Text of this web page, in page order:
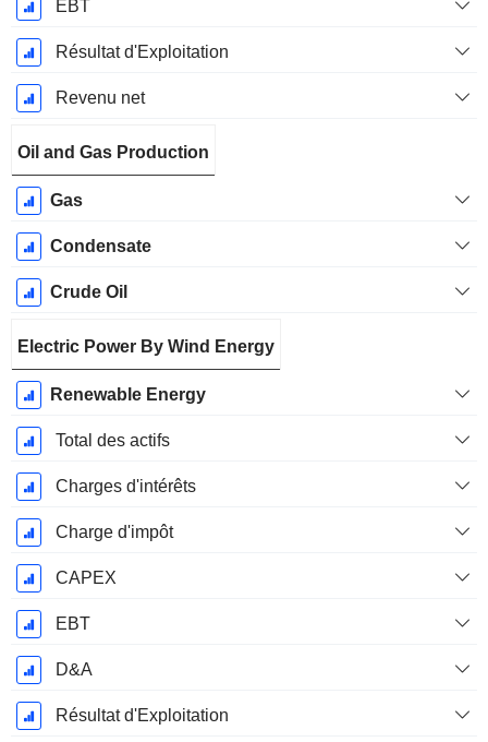
EBT
Résultat d'Exploitation
Revenu net
Oil and Gas Production
Gas
Condensate
Crude Oil
Electric Power By Wind Energy
Renewable Energy
Total des actifs
Charges d'intérêts
Charge d'impôt
CAPEX
EBT
D&A
Résultat d'Exploitation